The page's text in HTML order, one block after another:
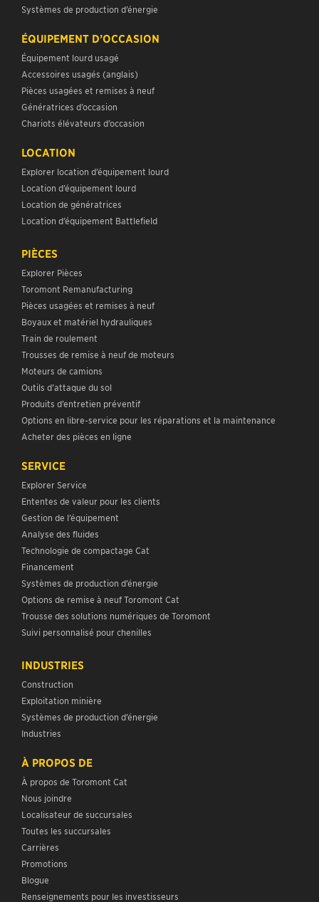
Systèmes de production d’énergie
ÉQUIPEMENT D’OCCASION
Équipement lourd usagé
Accessoires usagés (anglais)
Pièces usagées et remises à neuf
Génératrices d’occasion
Chariots élévateurs d’occasion
LOCATION
Explorer location d’équipement lourd
Location d’équipement lourd
Location de génératrices
Location d’équipement Battlefield
PIÈCES
Explorer Pièces
Toromont Remanufacturing
Pièces usagées et remises à neuf
Boyaux et matériel hydrauliques
Train de roulement
Trousses de remise à neuf de moteurs
Moteurs de camions
Outils d’attaque du sol
Produits d’entretien préventif
Options en libre-service pour les réparations et la maintenance
Acheter des pièces en ligne
SERVICE
Explorer Service
Ententes de valeur pour les clients
Gestion de l’équipement
Analyse des fluides
Technologie de compactage Cat
Financement
Systèmes de production d’énergie
Options de remise à neuf Toromont Cat
Trousse des solutions numériques de Toromont
Suivi personnalisé pour chenilles
INDUSTRIES
Construction
Exploitation minière
Systèmes de production d’énergie
Industries
À PROPOS DE
À propos de Toromont Cat
Nous joindre
Localisateur de succursales
Toutes les succursales
Carrières
Promotions
Blogue
Renseignements pour les investisseurs